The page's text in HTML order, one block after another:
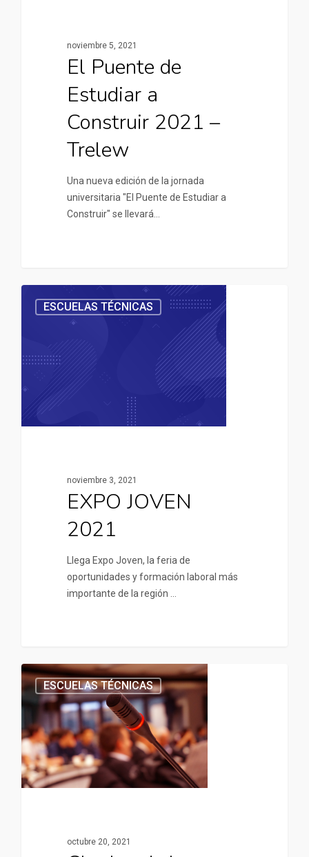
noviembre 5, 2021
El Puente de
Estudiar a
Construir 2021 –
Trelew
Una nueva edición de la jornada
universitaria "El Puente de Estudiar a
Construir" se llevará…
ESCUELAS TÉCNICAS
noviembre 3, 2021
EXPO JOVEN
2021
Llega Expo Joven, la feria de
oportunidades y formación laboral más
importante de la región …
ESCUELAS TÉCNICAS
octubre 20, 2021